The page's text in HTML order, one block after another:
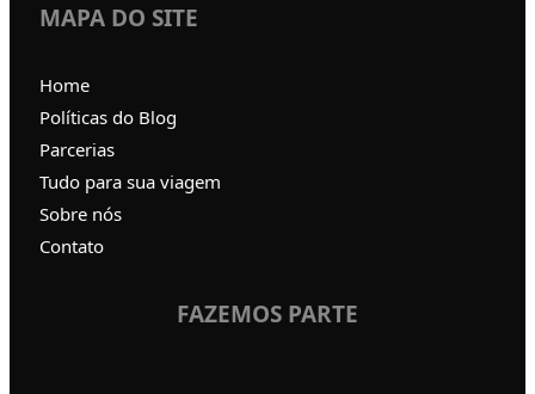
MAPA DO SITE
Home
Políticas do Blog
Parcerias
Tudo para sua viagem
Sobre nós
Contato
FAZEMOS PARTE